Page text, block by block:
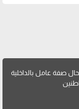
صفة عامل بالداخلية